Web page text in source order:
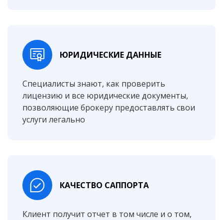
ЮРИДИЧЕСКИЕ ДАННЫЕ
Специалисты знают, как проверить
лицензию и все юридические документы,
позволяющие брокеру предоставлять свои
услуги легально
КАЧЕСТВО САППОРТА
Клиент получит отчет в том числе и о том,